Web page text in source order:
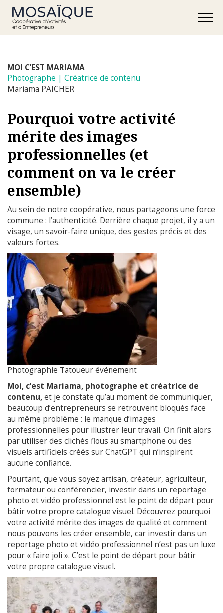
MOI C’EST MARIAMA
Photographe | Créatrice de contenu
Mariama PAICHER
Pourquoi votre activité
mérite des images
professionnelles (et
comment on va le créer
ensemble)
Au sein de notre coopérative, nous partageons une force
commune : l’authenticité. Derrière chaque projet, il y a un
visage, un savoir-faire unique, des gestes précis et des
valeurs fortes.
Photographie Tatoueur événement
Moi, c’est Mariama, photographe et créatrice de
contenu,et je constate qu’au moment de communiquer,
beaucoup d’entrepreneurs se retrouvent bloqués face
au même problème : le manque d’images
professionnelles pour illustrer leur travail. On finit alors
par utiliser des clichés flous au smartphone ou des
visuels artificiels créés sur ChatGPT qui n’inspirent
aucune confiance.
Pourtant, que vous soyez artisan, créateur, agriculteur,
formateur ou conférencier, investir dans un reportage
photo et vidéo professionnel est le point de départ pour
bâtir votre propre catalogue visuel. Découvrez pourquoi
votre activité mérite des images de qualité et comment
nous pouvons les créer ensemble, car investir dans un
reportage photo et vidéo professionnel n’est pas un luxe
pour « faire joli ». C’est le point de départ pour bâtir
votre propre catalogue visuel.